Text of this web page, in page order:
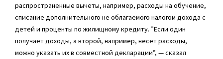
распространенные вычеты, например, расходы на обучение,
списание дополнительного не облагаемого налогом дохода с
детей и проценты по жилищному кредиту. ”Если один
получает доходы, а второй, например, несет расходы,
можно указать их в совместной декларации”, — сказал